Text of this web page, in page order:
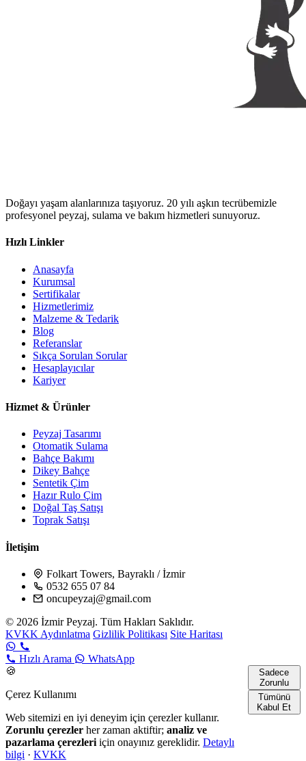
Doğayı yaşam alanlarınıza taşıyoruz. 20 yılı aşkın tecrübemizle
profesyonel peyzaj, sulama ve bakım hizmetleri sunuyoruz.
Hızlı Linkler
Anasayfa
Kurumsal
Sertifikalar
Hizmetlerimiz
Malzeme & Tedarik
Blog
Referanslar
Sıkça Sorulan Sorular
Hesaplayıcılar
Kariyer
Hizmet & Ürünler
Peyzaj Tasarımı
Otomatik Sulama
Bahçe Bakımı
Dikey Bahçe
Sentetik Çim
Hazır Rulo Çim
Doğal Taş Satışı
Toprak Satışı
İletişim
Folkart Towers, Bayraklı / İzmir
0532 655 07 84
oncupeyzaj@gmail.com
© 2026 İzmir Peyzaj. Tüm Hakları Saklıdır.
KVKK Aydınlatma Gizlilik Politikası Site Haritası
Hızlı Arama
WhatsApp
🍪
Çerez Kullanımı
Web sitemizi en iyi deneyim için çerezler kullanır.
Zorunlu çerezler her zaman aktiftir; analiz ve
pazarlama çerezleri için onayınız gereklidir. Detaylı
bilgi · KVKK
Sadece
Zorunlu
Tümünü
Kabul Et